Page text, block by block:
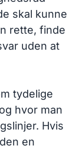
skal kunne
rette, finde
uden at
tydelige
hvor man
Hvis
en